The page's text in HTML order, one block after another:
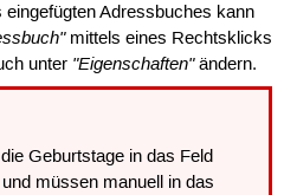
Adressbuches kann
mittels eines Rechtsklicks
unter "Eigenschaften"ändern.
Geburtstage in das Feld
müssen manuell in das